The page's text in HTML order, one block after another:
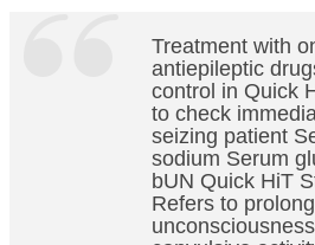
Treatment with
antiepileptic
control in Quick
to check
seizing patient
sodium Serum
bUN Quick HiT
Refers to